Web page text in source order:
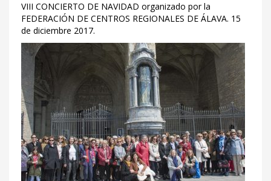
VIII CONCIERTO DE NAVIDAD organizado por la
FEDERACIÓN DE CENTROS REGIONALES DE ÁLAVA. 15
de diciembre 2017.